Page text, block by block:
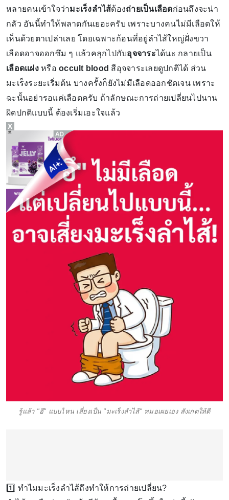
หลายคนเข้าใจว่ามะเร็งลำไส้ต้องถ่ายเป็นเลือดก่อนถึงจะน่า
กลัว อันนี้ทำให้พลาดกันเยอะครับ เพราะบางคนไม่มีเลือดให้
เห็นด้วยตาเปล่าเลย โดยเฉพาะก้อนที่อยู่ลำไส้ใหญ่ฝั่งขวา
เลือดอาจออกซึม ๆ แล้วคลุกไปกับอุจจาระได้นะ กลายเป็น
เลือดแฝง หรือ occult blood สีอุจจาระเลยดูปกติได้ ส่วน
มะเร็งระยะเริ่มต้น บางครั้งก็ยังไม่มีเลือดออกชัดเจน เพราะ
ฉะนั้นอย่ารอแค่เลือดครับ ถ้าลักษณะการถ่ายเปลี่ยนไปนาน
ผิดปกติแบบนี้ ต้องเริ่มเอะใจแล้ว
รู้แล้ว "อึ" แบบไหน เสี่ยงเป็น "มะเร็งลำไส้" หมอเผยเอง สังเกตให้ดี
1️⃣ ทำไมมะเร็งลำไส้ถึงทำให้การถ่ายเปลี่ยน?
X